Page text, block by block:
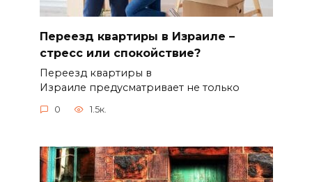
Переезд квартиры в Израиле –
стресс или спокойствие?
Переезд квартиры в
Израиле предусматривает не только
0 1.5к.